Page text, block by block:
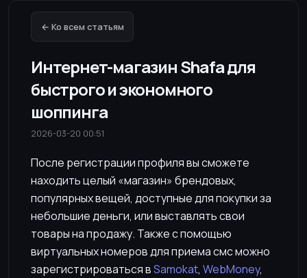
← Ко всем статьям
Интернет-магазин Shafa для
быстрого и экономного
шоппинга
2026-03-20 00:51
После регистрации профиля вы сможете
находить целый «магазин» брендовых,
популярных вещей, доступные для покупки за
небольшие деньги, или выставлять свои
товары на продажу. Также с помощью
виртуальных номеров для приема смс можно
зарегистрироваться вSamokat, WebMoney,